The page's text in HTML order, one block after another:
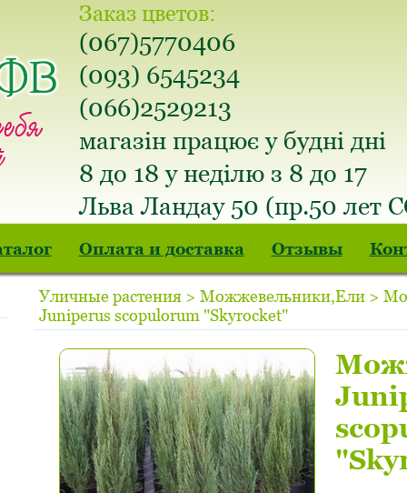
Заказ цветов:
(067)5770406
(093) 6545234
(066)2529213
магазін працює у будні дні
8 до 18 у неділю з 8 до 17
Льва Ландау 50 (пр.50 лет
Оплата и доставка Отзывы
Уличные растения > Можжевельники,Ели >
Juniperus scopulorum "Skyrocket"